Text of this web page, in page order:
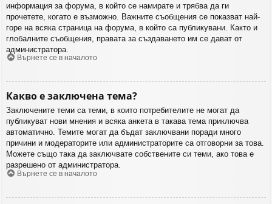
информация за форума, в който се намирате и трябва да ги
прочетете, когато е възможно. Важните съобщения се показват най-
горе на всяка страница на форума, в който са публикувани. Както и
глобалните съобщения, правата за създаването им се дават от
администратора.
Върнете се в началото
Какво е заключена тема?
Заключените теми са теми, в които потребителите не могат да
публикуват нови мнения и всяка анкета в такава тема приключва
автоматично. Темите могат да бъдат заключвани поради много
причини и модераторите или администраторите са отговорни за това.
Можете също така да заключвате собствените си теми, ако това е
разрешено от администратора.
Върнете се в началото